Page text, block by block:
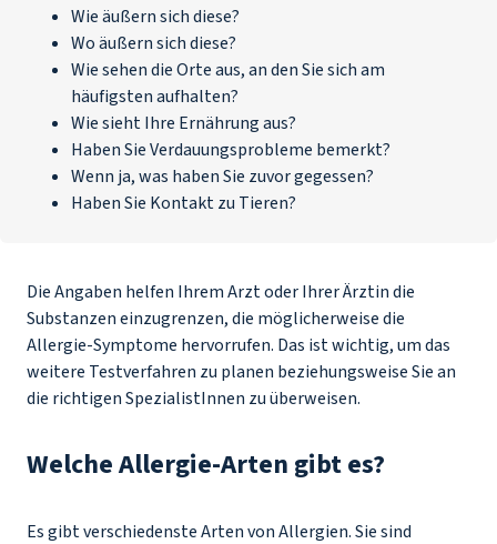
Wie äußern sich diese?
Wo äußern sich diese?
Wie sehen die Orte aus, an den Sie sich am
häufigsten aufhalten?
Wie sieht Ihre Ernährung aus?
Haben Sie Verdauungsprobleme bemerkt?
Wenn ja, was haben Sie zuvor gegessen?
Haben Sie Kontakt zu Tieren?
Die Angaben helfen Ihrem Arzt oder Ihrer Ärztin die
Substanzen einzugrenzen, die möglicherweise die
Allergie-Symptome hervorrufen. Das ist wichtig, um das
weitere Testverfahren zu planen beziehungsweise Sie an
die richtigen SpezialistInnen zu überweisen.
Welche Allergie-Arten gibt es?
Es gibt verschiedenste Arten von Allergien. Sie sind